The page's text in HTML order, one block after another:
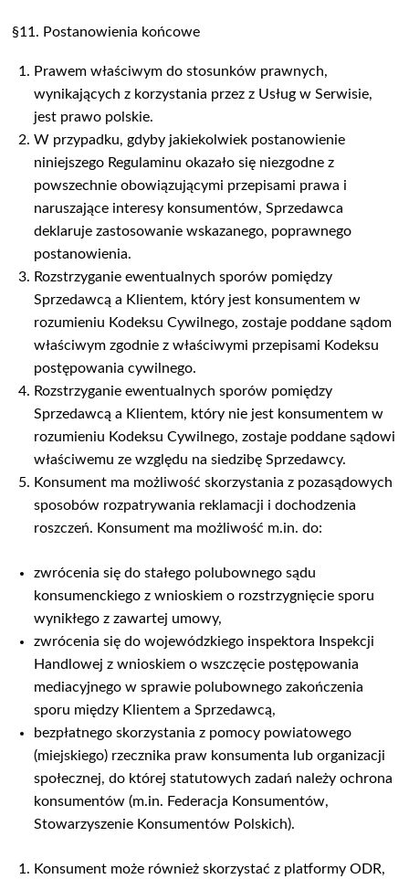
§11. Postanowienia końcowe
Prawem właściwym do stosunków prawnych,
wynikających z korzystania przez z Usług w Serwisie,
jest prawo polskie.
W przypadku, gdyby jakiekolwiek postanowienie
niniejszego Regulaminu okazało się niezgodne z
powszechnie obowiązującymi przepisami prawa i
naruszające interesy konsumentów, Sprzedawca
deklaruje zastosowanie wskazanego, poprawnego
postanowienia.
Rozstrzyganie ewentualnych sporów pomiędzy
Sprzedawcą a Klientem, który jest konsumentem w
rozumieniu Kodeksu Cywilnego, zostaje poddane sądom
właściwym zgodnie z właściwymi przepisami Kodeksu
postępowania cywilnego.
Rozstrzyganie ewentualnych sporów pomiędzy
Sprzedawcą a Klientem, który nie jest konsumentem w
rozumieniu Kodeksu Cywilnego, zostaje poddane sądowi
właściwemu ze względu na siedzibę Sprzedawcy.
Konsument ma możliwość skorzystania z pozasądowych
sposobów rozpatrywania reklamacji i dochodzenia
roszczeń. Konsument ma możliwość m.in. do:
zwrócenia się do stałego polubownego sądu
konsumenckiego z wnioskiem o rozstrzygnięcie sporu
wynikłego z zawartej umowy,
zwrócenia się do wojewódzkiego inspektora Inspekcji
Handlowej z wnioskiem o wszczęcie postępowania
mediacyjnego w sprawie polubownego zakończenia
sporu między Klientem a Sprzedawcą,
bezpłatnego skorzystania z pomocy powiatowego
(miejskiego) rzecznika praw konsumenta lub organizacji
społecznej, do której statutowych zadań należy ochrona
konsumentów (m.in. Federacja Konsumentów,
Stowarzyszenie Konsumentów Polskich).
Konsument może również skorzystać z platformy ODR,